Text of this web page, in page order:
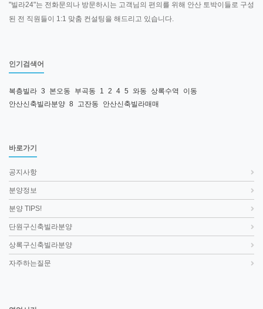
"빌라24"는 전화문의나 방문하시는 고객님의 편의를 위해 안산 토박이들로 구성
된 전 직원들이 1:1 맞춤 컨설팅을 해드리고 있습니다.
인기검색어
복층빌라 3 본오동 부곡동 1 2 4 5 와동 상록수역
이동
안산신축빌라분양 8 고잔동 안산신축빌라매매
바로가기
공지사항
분양정보
분양 TIPS!
단원구신축빌라분양
상록구신축빌라분양
자주하는질문